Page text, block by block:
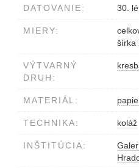
DATOVANIE: 30.
MIERY:
šírka
VÝTVARNÝ
DRUH:
MATERIÁL:
TECHNIKA: koláž
INŠTITÚCIA: